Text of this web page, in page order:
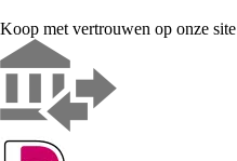
Koop met vertrouwen op onze site